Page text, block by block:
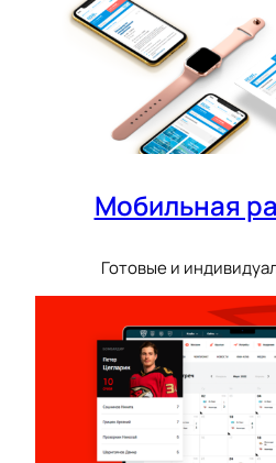
Мобильная
Готовые и